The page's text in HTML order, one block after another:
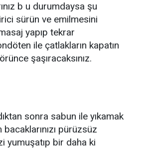
b u durumdaysa şu
sürün ve emilmesini
yapıp tekrar
ile çatlakların kapatın
şaşıracaksınız.
sonra sabun ile yıkamak
pürüzsüz
yumuşatıp bir daha ki